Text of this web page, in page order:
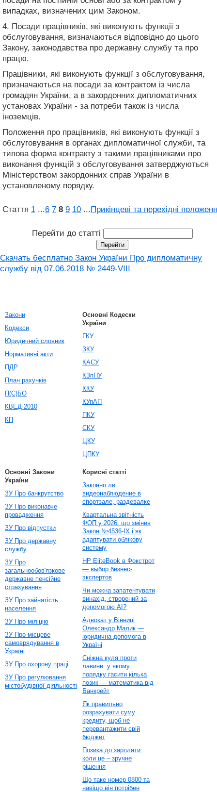
випадках, визначених цим Законом.
4. Посади працівників, які виконують функції з
обслуговування, визначаються відповідно до цього
Закону, законодавства про державну службу та про
працю.
Працівники, які виконують функції з обслуговування,
призначаються на посади за контрактом із числа
громадян України, а в закордонних дипломатичних
установах України - за потреби також із числа
іноземців.
Положення про працівників, які виконують функції з
обслуговування в органах дипломатичної служби, та
типова форма контракту з такими працівниками про
виконання функцій з обслуговування затверджуються
Міністерством закордонних справ України в
установленому порядку.
Стаття 1 ...6 7 8 9 10 ...Прикінцеві та перехідні
Перейти до статті
Скачать бесплатно Закон України Про дипломатичну
службу від 07.06.2018 № 2449-VIII
Закони
Кодекси
Юридичний словник
Нормативні акти
ПДР
План рахунків
П(С)БО
КВЕД-2010
КП
Основні Кодески
України
ГКУ
ЗКУ
КАСУ
КЗпПУ
ККУ
КУпАП
ПКУ
СКУ
ЦКУ
ЦПКУ
Основні Закони
України
ЗУ Про банкрутство
ЗУ Про виконавче
провадження
ЗУ Про відпустки
ЗУ Про державну
службу
ЗУ Про
загальнообов'язкове
державне пенсійне
страхування
ЗУ Про зайнятість
населення
ЗУ Про міліцію
ЗУ Про місцеве
самоврядування в
Україні
ЗУ Про охорону праці
ЗУ Про регулювання
містобудівної діяльності
Корисні статті
Законно ли
видеонаблюдение в
спортзале, раздевалке
Квартальна звітність
ФОП у 2026: що змінив
Закон №4536-IX і як
адаптувати облікову
систему
HP EliteBook в Фокстрот
— выбор бизнес-
экспертов
Чи можна запатентувати
винахід, створений за
допомогою AI?
Адвокат у Вінниці
Олександр Малик —
юридична допомога в
Україні
Сніжна куля проти
лавини: у якому
порядку гасити кілька
позик — математика від
Банкрейт
Як правильно
розрахувати суму
кредиту, щоб не
перевантажити свій
бюджет
Позика до зарплати:
коли це – зручне
рішення
Що таке номер 0800 та
навіщо він потрібен